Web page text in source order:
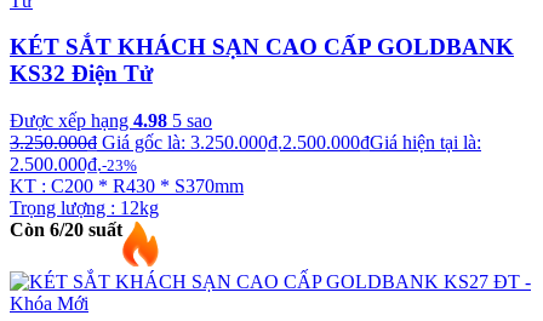
KÉT SẮT KHÁCH SẠN CAO CẤP GOLDBANK
KS32 Điện Tử
Được xếp hạng 4.98 5 sao
3.250.000₫ Giá gốc là: 3.250.000₫.2.500.000₫Giá hiện tại là:
2.500.000₫.-23%
KT : C200 * R430 * S370mm
Trọng lượng : 12kg
Còn 6/20 suất